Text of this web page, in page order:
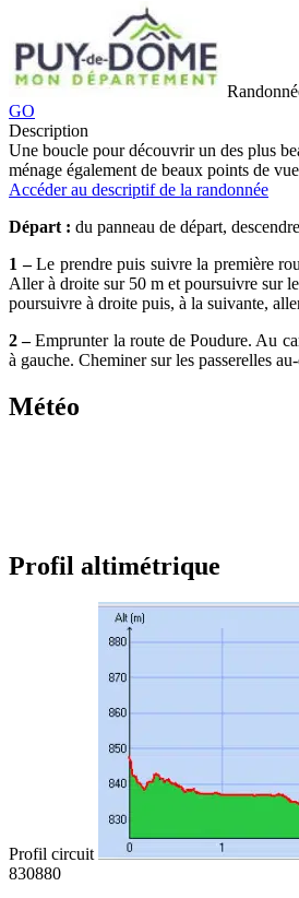
GO
Description
Une boucle pour découvrir un des plus
ménage également de beaux points de
Accéder au descriptif de la randonnée
Départ : du panneau de départ,
1 –Le prendre puis suivre la première
Aller à droite sur 50 m et poursuivre sur
poursuivre à droite puis, à la suivante,
2 –Emprunter la route de Poudure. Au
à gauche. Cheminer sur les passerelles
Météo
Profil altimétrique
Profil circuit
830880